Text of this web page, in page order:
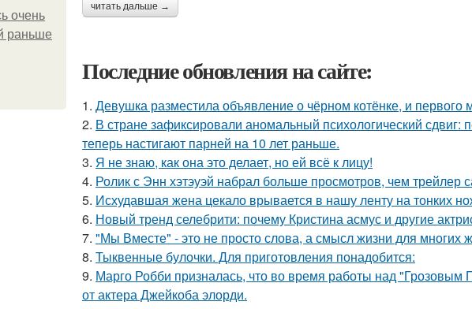
очень
раньше
читать дальше →
Последние обновления на сайте:
1. Девушка разместила объявление о чёрном котёнке, и
2. В стране зафиксировали аномальный психологический сдвиг:
теперь настигают парней на 10 лет раньше.
3. Я не знаю, как она это делает, но ей всё к лицу!
4. Ролик с Энн хэтэуэй набрал больше просмотров, чем трейлер
5. Исхудавшая жена цекало врывается в нашу ленту на тонких
6. Новый тренд селебрити: почему Кристина асмус и другие
7. "Мы Вместе" - это не просто слова, а смысл жизни для многих
8. Тыквенные булочки. Для приготовления понадобится:
9. Марго Робби призналась, что во время работы над
от актера Джейкоба элорди.